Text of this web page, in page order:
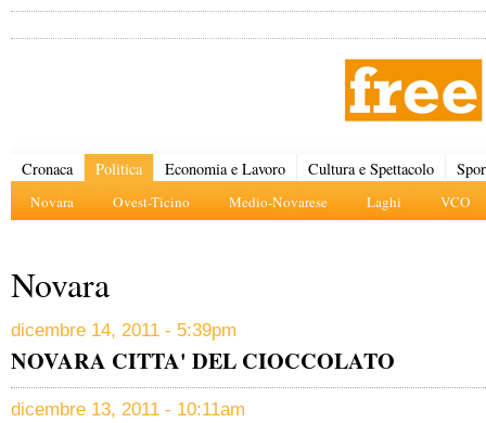
Cronaca Politica
Novara Ovest-Ticino Medio-Novarese Laghi VCO
Economia e Lavoro Cultura e Spettacolo
Novara
dicembre 14, 2011 - 5:39pm
NOVARA CITTA' DEL CIOCCOLATO
dicembre 13, 2011 - 10:11am